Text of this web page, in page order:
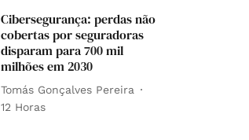
Cibersegurança: perdas não
cobertas por seguradoras
disparam para 700 mil
milhões em 2030
Tomás Gonçalves Pereira
12 Horas